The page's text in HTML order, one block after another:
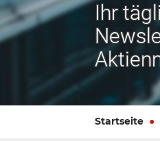
Ihr
Startseite